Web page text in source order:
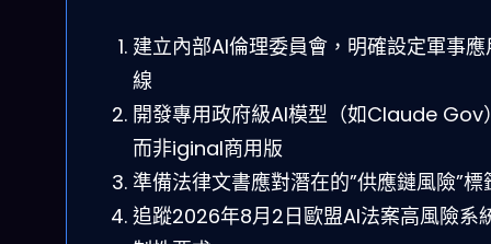
建立內部AI倫理委員會，明確設定軍事
線
開發專用政府級AI模型（如Claude Gov
而非iginal商用版
準備法律文書應對潛在的”供應鏈風險”標
追蹤2026年8月2日歐盟AI法案高風險系